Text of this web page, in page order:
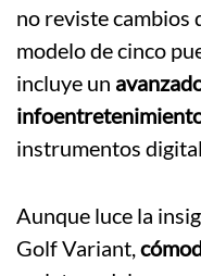
no reviste cambios
modelo de cinco
incluye un
instrumentos
Aunque luce la
Golf Variant,